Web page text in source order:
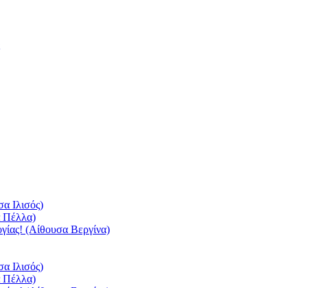
Ιλισός)
Πέλλα)
(Αίθουσα Βεργίνα)
Ιλισός)
Πέλλα)